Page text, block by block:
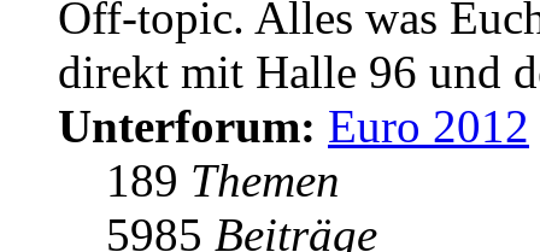
Off-topic. Alles was
direkt mit Halle 96 und
Unterforum: Euro 2012
189 Themen
5985 Beiträge